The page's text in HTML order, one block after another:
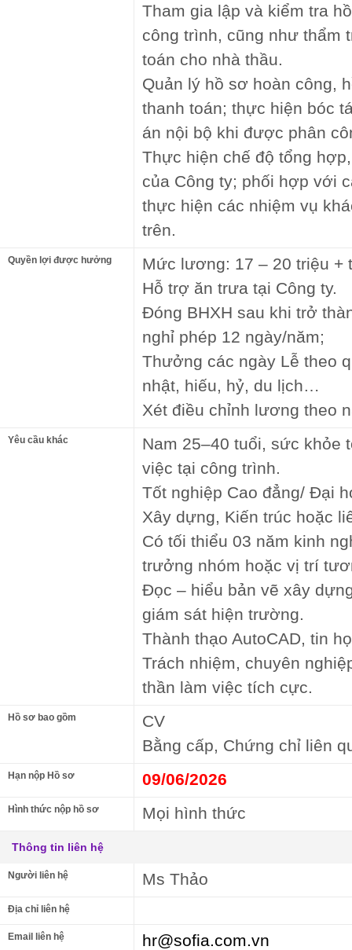
Tham gia lập và kiểm tra
công trình, cũng như thẩm
toán cho nhà thầu.
Quản lý hồ sơ hoàn công,
thanh toán; thực hiện bóc
án nội bộ khi được phân
Thực hiện chế độ tổng
của Công ty; phối hợp với
thực hiện các nhiệm vụ
trên.
Quyền lợi được hưởng
Mức lương: 17 – 20 triệu +
Hỗ trợ ăn trưa tại Công ty.
Đóng BHXH sau khi trở
nghỉ phép 12 ngày/năm;
Thưởng các ngày Lễ theo
nhật, hiếu, hỷ, du lịch…
Xét điều chỉnh lương theo
Yêu cầu khác
Nam 25–40 tuổi, sức khỏe
việc tại công trình.
Tốt nghiệp Cao đẳng/ Đại
Xây dựng, Kiến trúc hoặc
Có tối thiểu 03 năm kinh
trưởng nhóm hoặc vị trí
Đọc – hiểu bản vẽ xây
giám sát hiện trường.
Thành thạo AutoCAD, tin
Trách nhiệm, chuyên
thần làm việc tích cực.
Hồ sơ bao gồm
CV
Bằng cấp, Chứng chỉ liên
Hạn nộp Hồ sơ 09/06/2026
Hình thức nộp hồ sơ Mọi hình thức
Thông tin liên hệ
Người liên hệ Ms Thảo
Địa chỉ liên hệ
Email liên hệ hr@sofia.com.vn